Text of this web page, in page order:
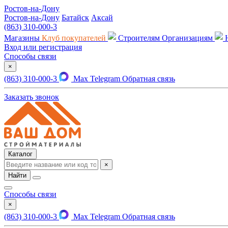
Ростов-на-Дону
Ростов-на-Дону Батайск Аксай
(863) 310-000-3
Магазины Клуб покупателей Строителям Организациям
Вход или регистрация
Способы связи
×
(863) 310-000-3 Max Telegram Обратная связь
Заказать звонок
Каталог
×
Найти
Способы связи
×
(863) 310-000-3 Max Telegram Обратная связь